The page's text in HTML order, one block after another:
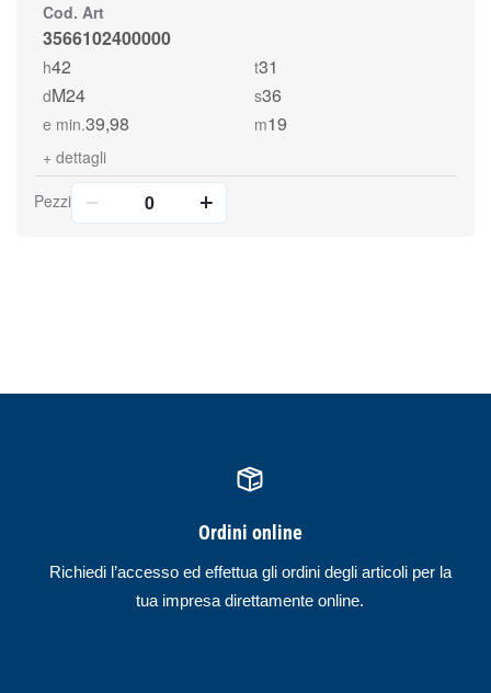
Cod. Art
3566102400000
h42 t31
dM24 s36
e min.39,98 m19
+ dettagli
Pezzi
Ordini online
Richiedi l’accesso ed effettua gli ordini degli articoli per la
tua impresa direttamente online.